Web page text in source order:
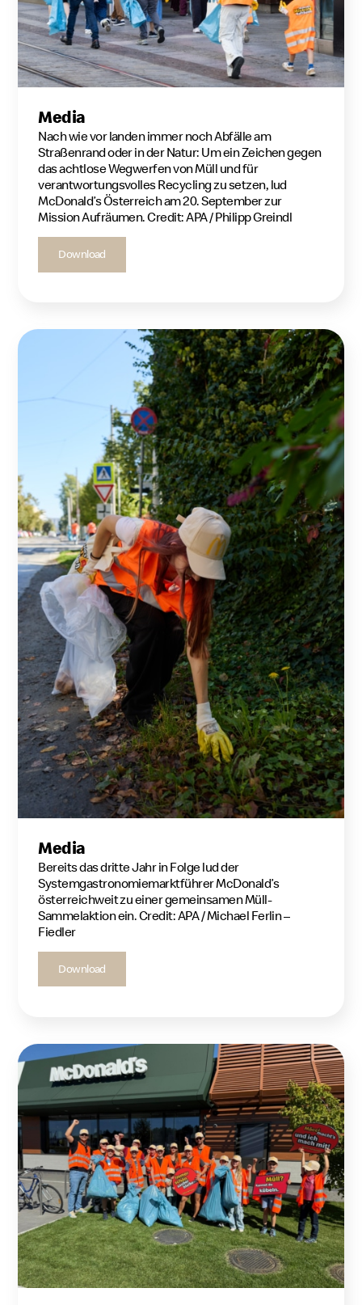
Media
Nach wie vor landen immer noch Abfälle am
Straßenrand oder in der Natur: Um ein Zeichen gegen
das achtlose Wegwerfen von Müll und für
verantwortungsvolles Recycling zu setzen, lud
McDonald’s Österreich am 20. September zur
Mission Aufräumen. Credit: APA / Philipp Greindl
Download
Media
Bereits das dritte Jahr in Folge lud der
Systemgastronomiemarktführer McDonald’s
österreichweit zu einer gemeinsamen Müll-
Sammelaktion ein. Credit: APA / Michael Ferlin –
Fiedler
Download